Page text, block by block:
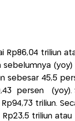
Rp86,04 triliun
sebelumnya
sebesar 45,5
persen (yoy).
triliun.
triliun